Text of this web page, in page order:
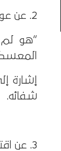
2. عن عودة إمام عاشور:
إشارة
شفائه.
3. عن اقتراب محمد صلاح من كسر رقمه القياسي: